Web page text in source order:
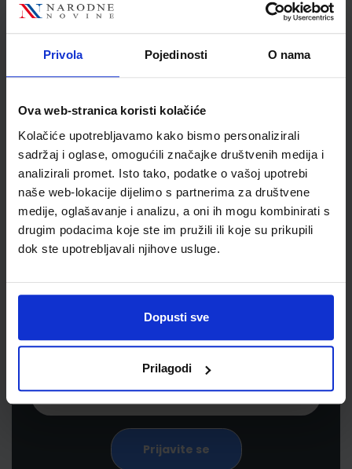
Privola Pojedinosti O nama
Ova web-stranica koristi kolačiće
Kolačiće upotrebljavamo kako bismo personalizirali
sadržaj i oglase, omogućili značajke društvenih medija i
analizirali promet. Isto tako, podatke o vašoj upotrebi
naše web-lokacije dijelimo s partnerima za društvene
medije, oglašavanje i analizu, a oni ih mogu kombinirati s
drugim podacima koje ste im pružili ili koje su prikupili
dok ste upotrebljavali njihove usluge.
Dopusti sve
Prilagodi
Detalji proizvoda
Šifra proizvoda
120165
Jedinična mjera
Newsletter prijava
Prijavite se kako bi primali informacije o novim
pogodnostima